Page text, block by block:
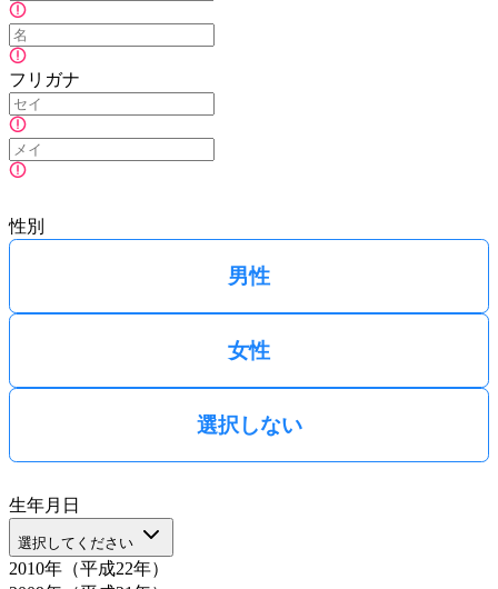
フリガナ
性別
男性
女性
選択しない
生年月日
選択してください
2010年（平成22年）